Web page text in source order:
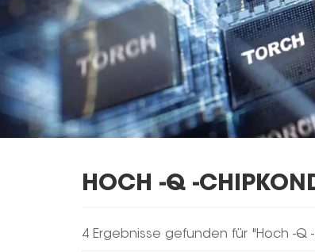
HOCH -Q -
4 Ergebnisse gefunden für "Hoch -Q